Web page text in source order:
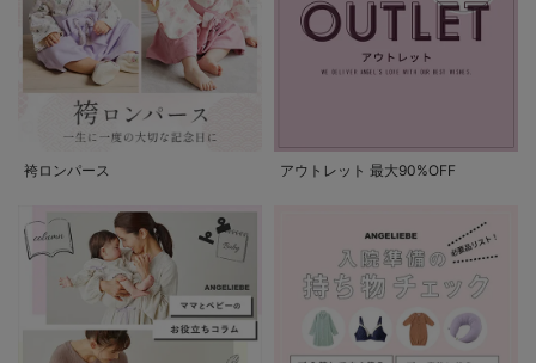
袴ロンパース アウトレット 最大90%OFF